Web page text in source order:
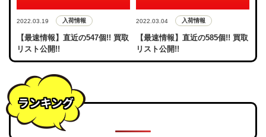
2022.03.19 入荷情報
【最速情報】直近の547個!! 買取
リスト公開!!
2022.03.04 入荷情報
【最速情報】直近の585個!! 買取
リスト公開!!
ランキング